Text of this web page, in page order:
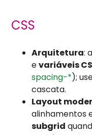
CSS
Arquitetura:
evariáveis
spacing-*);
cascata.
Layout
alinhamentos
subgrid